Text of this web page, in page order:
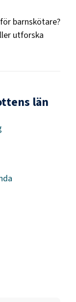
barnskötare?
utforska
län